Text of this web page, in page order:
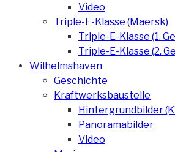
Video
Triple-E-Klasse (Maersk)
Triple-E-Klasse (1.
Triple-E-Klasse (2.
Wilhelmshaven
Geschichte
Kraftwerksbaustelle
Hintergrundbilder
Panoramabilder
Video